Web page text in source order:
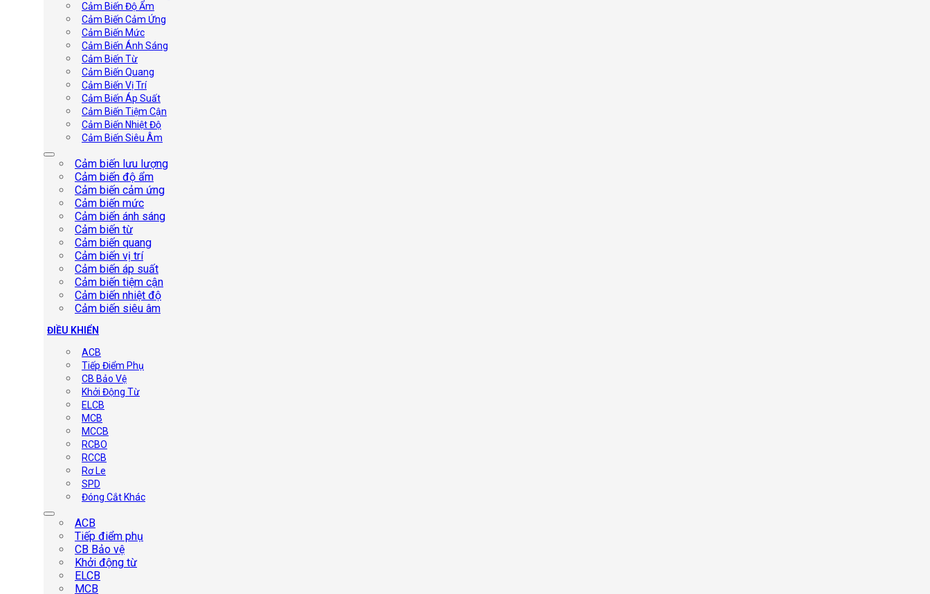
Cảm Biến Độ Ẩm
Cảm Biến Cảm Ứng
Cảm Biến Mức
Cảm Biến Ánh Sáng
Cảm Biến Từ
Cảm Biến Quang
Cảm Biến Vị Trí
Cảm Biến Áp Suất
Cảm Biến Tiệm Cận
Cảm Biến Nhiệt Độ
Cảm Biến Siêu Âm
Cảm biến lưu lượng
Cảm biến độ ẩm
Cảm biến cảm ứng
Cảm biến mức
Cảm biến ánh sáng
Cảm biến từ
Cảm biến quang
Cảm biến vị trí
Cảm biến áp suất
Cảm biến tiệm cận
Cảm biến nhiệt độ
Cảm biến siêu âm
ĐIỀU KHIỂN
ACB
Tiếp Điểm Phụ
CB Bảo Vệ
Khởi Động Từ
ELCB
MCB
MCCB
RCBO
RCCB
Rơ Le
SPD
Đóng Cắt Khác
ACB
Tiếp điểm phụ
CB Bảo vệ
Khởi động từ
ELCB
MCB